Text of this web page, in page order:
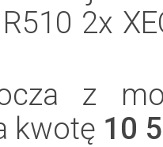
2x
z
kwotę 10